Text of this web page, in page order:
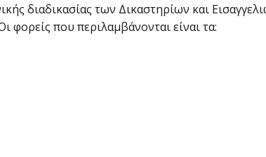
διαδικασίας των Δικαστηρίων και
φορείς που περιλαμβάνονται είναι τα: